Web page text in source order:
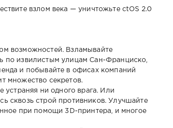
взлом века — уничтожьте ctOS 2.0
возможностей. Взламывайте
по извилистым улицам Сан-Франциско,
и побывайте в офисах компаний
множество секретов.
устраняя ни одного врага. Или
сквозь строй противников. Улучшайте
при помощи 3D-принтера, и многое